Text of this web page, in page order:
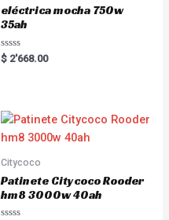
eléctrica mocha 750w
35ah
R
a
o
u
t
o
5
$ 2'668.00
Citycoco
Patinete Citycoco Rooder
hm8 3000w 40ah